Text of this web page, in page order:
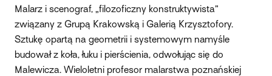
Malarz i scenograf, „filozoficzny konstruktywista”
związany z Grupą Krakowską i Galerią Krzysztofory.
Sztukę opartą na geometrii i systemowym namyśle
budował z koła, łuku i pierścienia, odwołując się do
Malewicza. Wieloletni profesor malarstwa poznańskiej